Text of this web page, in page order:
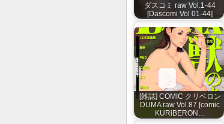
ダスコミ raw Vol.1-44
[Dascomi Vol 01-44]
[雑誌] COMIC クリベロン
DUMA raw Vol.87 [comic
KURiBERON…